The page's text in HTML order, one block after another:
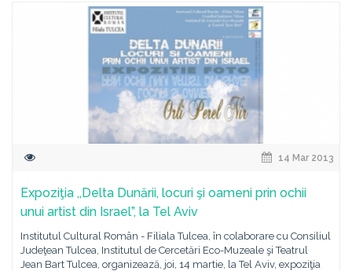
14 Mar 2013
Expoziţia ,,Delta Dunării, locuri şi oameni prin ochii
unui artist din Israel”, la Tel Aviv
Institutul Cultural Român - Filiala Tulcea, în colaborare cu Consiliul
Judeţean Tulcea, Institutul de Cercetări Eco-Muzeale şi Teatrul
Jean Bart Tulcea, organizează, joi, 14 martie, la Tel Aviv, expoziţia